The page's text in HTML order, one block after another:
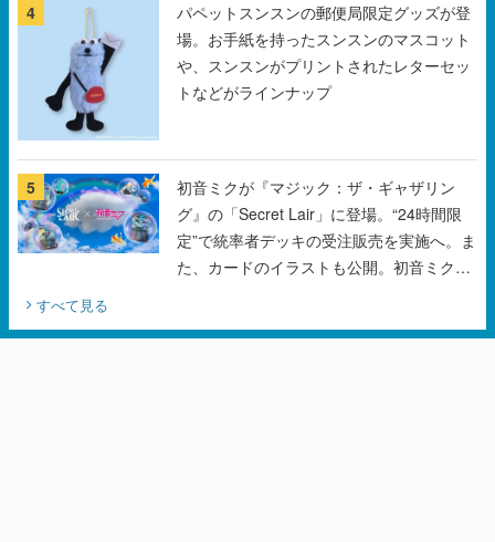
4
パペットスンスンの郵便局限定グッズが登
場。お手紙を持ったスンスンのマスコット
や、スンスンがプリントされたレターセッ
トなどがラインナップ
5
初音ミクが『マジック：ザ・ギャザリン
グ』の「Secret Lair」に登場。“24時間限
定”で統率者デッキの受注販売を実施へ。ま
た、カードのイラストも公開。初音ミクの
すべて見る